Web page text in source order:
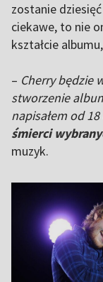
zostanie
ciekawe, to nie
kształcie
– Cherry będzie
stworzenie
napisałem od
śmierci
muzyk.